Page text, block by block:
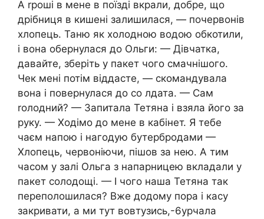
А rроші в мене в поїзді вкрали, добре, що
дрібниця в кишені залишилася, — почервонів
хлопець. Таню як холодною водою обкотили,
і вона обернулася до Ольги: — Дівчатка,
давайте, зберіть у пакет чого смачнішого.
Чек мені потім віддасте, — скомандувала
вона і повернулася до со лдата. — Сам
rолодний? — Запитала Тетяна і взяла його за
руку. — Ходімо до мене в кабінет. Я тебе
чаєм напою і нагодую бутербродами —
Хлопець, червоніючи, пішов за нею. А тим
часом у залі Ольга з напарницею вкладали у
пакет солодощі. — І чого наша Тетяна так
переполошилася? Вже додому пора і касу
закривати, а ми тут вовтузись,-6урчала